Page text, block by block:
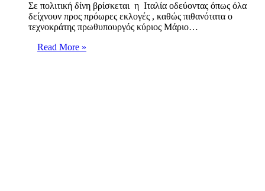
Σε πολιτική δίνη βρίσκεται η Ιταλία οδεύοντας όπως όλα
δείχνουν προς πρόωρες εκλογές , καθώς πιθανότατα ο
τεχνοκράτης πρωθυπουργός κύριος Μάριο…
Read More »